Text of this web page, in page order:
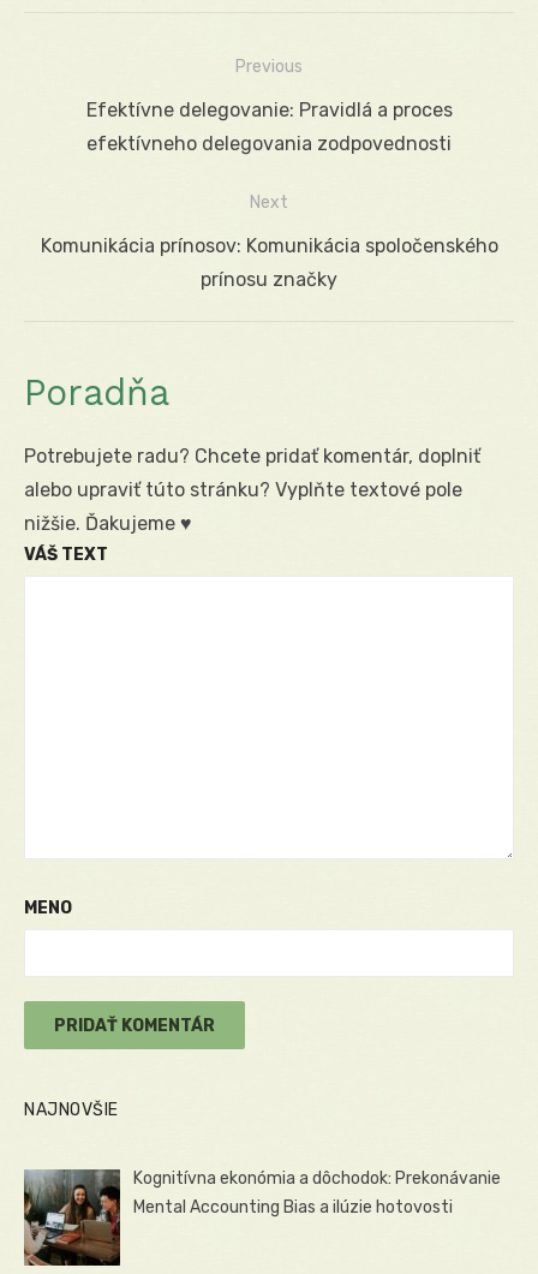
Navigácia
Previous
PreviousEfektívne delegovanie: Pravidlá a proces
efektívneho delegovania zodpovednosti
Next
Next
Komunikácia prínosov: Komunikácia spoločenského
prínosu značky
Poradňa
Potrebujete radu? Chcete pridať komentár, doplniť
alebo upraviť túto stránku? Vyplňte textové pole
nižšie. Ďakujeme ♥
VÁŠ TEXT
MENO
NAJNOVŠIE
Kognitívna ekonómia a dôchodok: Prekonávanie
Mental Accounting Bias a ilúzie hotovosti